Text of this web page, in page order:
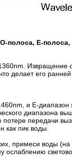
полоса, E-
Извращение
делает его ранней
и E-
диапазона
передачи
как пик воды.
примеси воды
ослаблению